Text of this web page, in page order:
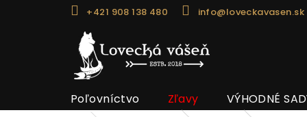
+421 908 138 480 info@loveckavasen.sk
Poľovníctvo Zľavy VÝHODNÉ